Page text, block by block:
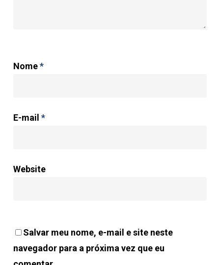
Nome*
E-mail *
Website
Salvar meu nome, e-mail e site neste
navegador para a próxima vez que eu